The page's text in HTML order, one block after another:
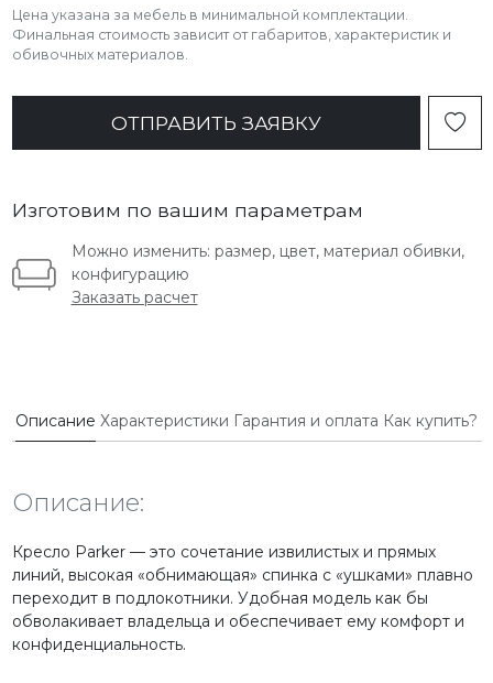
Цена указана за мебель в минимальной комплектации.
Финальная стоимость зависит от габаритов, характеристик и
обивочных материалов.
ОТПРАВИТЬ ЗАЯВКУ
Изготовим по вашим параметрам
Можно изменить: размер, цвет, материал обивки,
конфигурацию
Заказать расчет
Описание Характеристики Гарантия и оплата Как купить?
Описание:
Кресло Parker — это сочетание извилистых и прямых
линий, высокая «обнимающая» спинка с «ушками» плавно
переходит в подлокотники. Удобная модель как бы
обволакивает владельца и обеспечивает ему комфорт и
конфиденциальность.